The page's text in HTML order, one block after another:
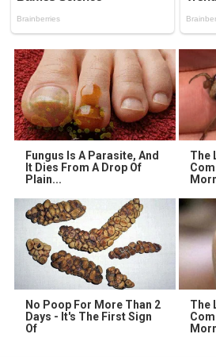
Fungus Is A Parasite, And
It Dies From A Drop Of
Plain...
The
No Poop For More Than 2
Days - It's The First Sign
Of
The